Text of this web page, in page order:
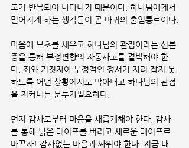
고가 반복되어 나타나기 때문이다. 하나님에게서
멀어지게 하는 생각들이 곧 마귀의 출입통로이다.
마음에 보초를 세우고 하나님의 관점이라는 신분
증을 통해 부정편향의 자동사고를 결박해야 한
다. 죄와 거짓자아 부정적인 정서가 자리 잡지 못
하도록 어떤 상황에서도 막아내고 하나님의 관점
을 지켜내는 분투가필요하다.
먼저 감사로부터 마음을 새롭게해야 한다. 감사
를 통해 낡은 테이프를 버리고 새로운 테이프로
바꾸자! 감사없는 마음과 싸워야 한다. 지금 내